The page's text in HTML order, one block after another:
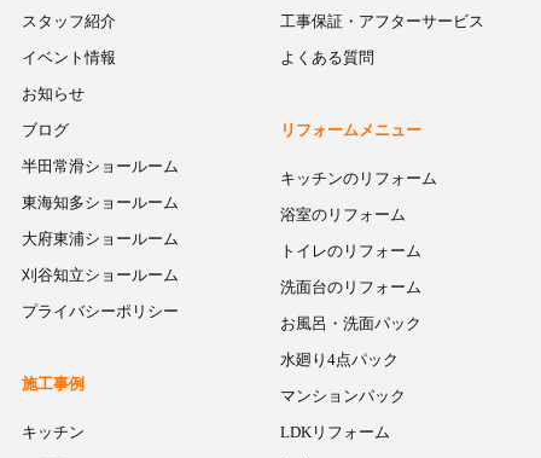
スタッフ紹介
イベント情報
お知らせ
ブログ
半田常滑ショールーム
東海知多ショールーム
大府東浦ショールーム
刈谷知立ショールーム
プライバシーポリシー
工事保証・アフターサービス
よくある質問
リフォームメニュー
キッチンのリフォーム
浴室のリフォーム
トイレのリフォーム
洗面台のリフォーム
お風呂・洗面パック
水廻り4点パック
マンションパック
LDKリフォーム
施工事例
キッチン